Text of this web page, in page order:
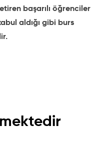
başarılı öğrenciler
aldığı gibi burs